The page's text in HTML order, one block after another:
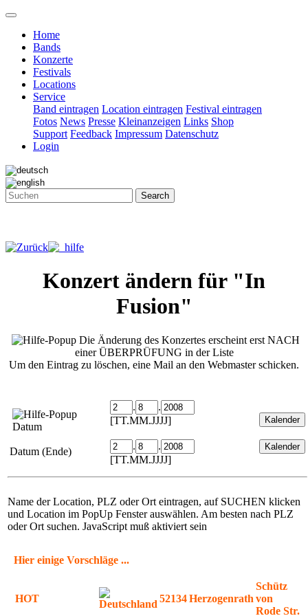
Home
Bands
Konzerte
Festivals
Locations
Service
Band eintragen Location eintragen Festival eintragen
Fotos News Presse Kleinanzeigen Links Shop
Support Feedback Impressum Datenschutz
Login
Search
Konzert ändern für "In
Fusion"
Die Änderung des Konzertes erscheint erst NACH
einer ÜBERPRÜFUNG in der Liste
Um den Eintrag zu löschen, eine Mail an den Webmaster schicken.
Datum
Datum (Ende)
.
.
[TT.MM.JJJJ]
.
.
[TT.MM.JJJJ]
Name der Location, PLZ oder Ort eintragen, auf SUCHEN klicken
und Location im PopUp Fenster auswählen. Am besten nach PLZ
oder Ort suchen. JavaScript muß aktiviert sein
Hier einige Vorschläge ...
HOT 52134Herzogenrath
Schütz
von
Rode Str.